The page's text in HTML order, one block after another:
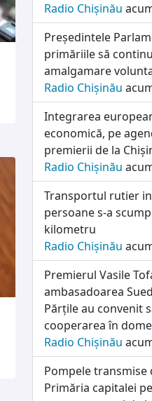
Radio Chișinău
Președintele
primăriile să
amalgamare
Radio Chișinău
Integrarea
economică, pe
premierii de la
Radio Chișinău
Transportul rutier
persoane s-a
kilometru
Radio Chișinău
Premierul Vasile
ambasadoarea
Părțile au convenit
cooperarea în
Radio Chișinău
Pompele transmise
Primăria capitalei